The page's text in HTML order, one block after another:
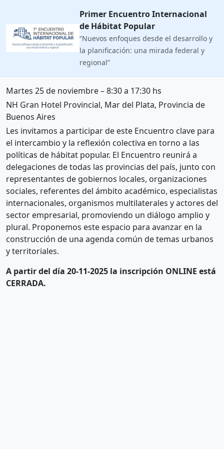
Primer Encuentro Internacional
de Hábitat Popular
“Nuevos enfoques desde el desarrollo y
la planificación: una mirada federal y
regional”
Martes 25 de noviembre – 8:30 a 17:30 hs
NH Gran Hotel Provincial, Mar del Plata, Provincia de
Buenos Aires
Les invitamos a participar de este Encuentro clave para
el intercambio y la reflexión colectiva en torno a las
políticas de hábitat popular. El Encuentro reunirá a
delegaciones de todas las provincias del país, junto con
representantes de gobiernos locales, organizaciones
sociales, referentes del ámbito académico, especialistas
internacionales, organismos multilaterales y actores del
sector empresarial, promoviendo un diálogo amplio y
plural. Proponemos este espacio para avanzar en la
construcción de una agenda común de temas urbanos
y territoriales.
A partir del día 20-11-2025 la inscripción ONLINE está
CERRADA.